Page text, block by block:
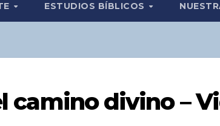
ESTUDIOS BÍBLICOS
camino divino –